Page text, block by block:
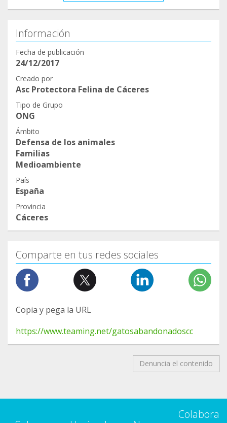
Información
Fecha de publicación
24/12/2017
Creado por
Asc Protectora Felina de Cáceres
Tipo de Grupo
ONG
Ámbito
Defensa de los animales
Familias
Medioambiente
País
España
Provincia
Cáceres
Comparte en tus redes sociales
Copia y pega la URL
https://www.teaming.net/gatosabandonadoscc
Denuncia el contenido
Colabora